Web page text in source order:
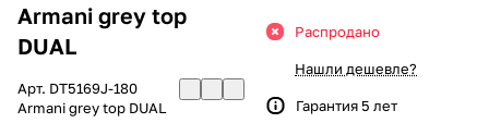
Armani grey top
DUAL
Арт. DT5169J-180
Armani grey top DUAL
Распродано
Нашли дешевле?
Гарантия 5 лет